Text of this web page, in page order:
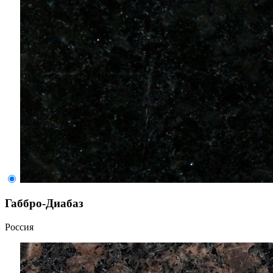
Габбро-Диабаз
Россия